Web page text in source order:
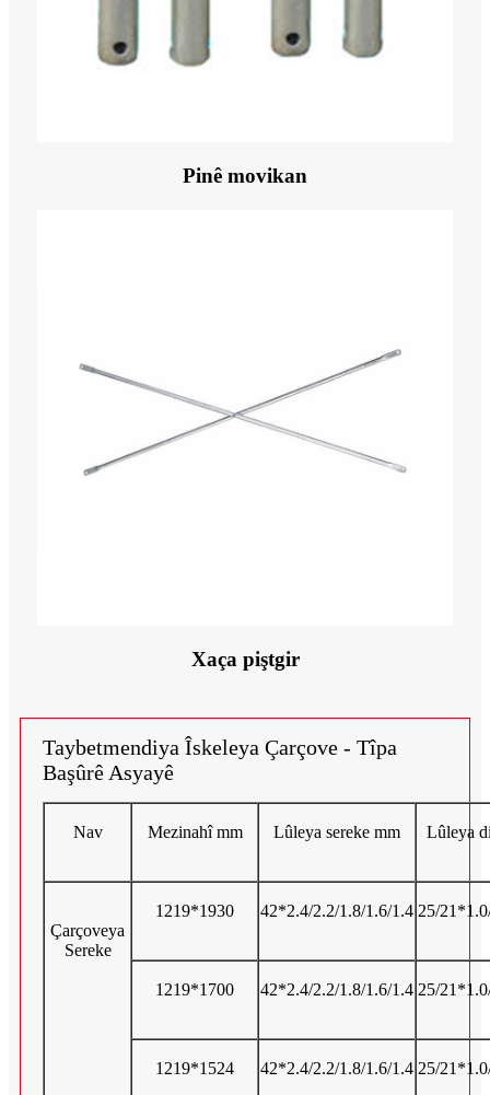
Pinê movikan
Xaça piştgir
Taybetmendiya Îskeleya Çarçove - Tîpa
Başûrê Asyayê
Nav Mezinahî mm Lûleya sereke mm Lûleya
Çarçoveya
Sereke
1219*1930 42*2.4/2.2/1.8/1.6/1.4 25/
1219*1700 42*2.4/2.2/1.8/1.6/1.4 25/
1219*1524 42*2.4/2.2/1.8/1.6/1.4 25/